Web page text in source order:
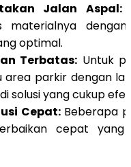
Jalan Aspal:
materialnya
optimal.
Terbatas: Untuk
area parkir dengan
solusi yang cukup
Cepat:Beberapa
cepat yang